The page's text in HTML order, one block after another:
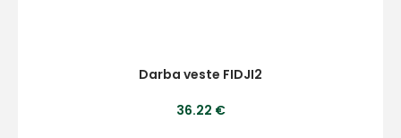
Darba veste FIDJI2
36.22 €